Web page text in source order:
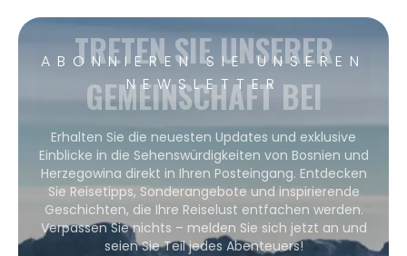
ABONNIEREN SIE UNSEREN
NEWSLETTER
TRETEN SIE UNSERER
GEMEINSCHAFT BEI
Erhalten Sie die neuesten Updates und exklusive
Einblicke in die Sehenswürdigkeiten von Bosnien und
Herzegowina direkt in Ihren Posteingang. Entdecken
Sie Reisetipps, Sonderangebote und inspirierende
Geschichten, die Ihre Reiselust entfachen werden.
Verpassen Sie nichts – melden Sie sich jetzt an und
seien Sie Teil jedes Abenteuers!